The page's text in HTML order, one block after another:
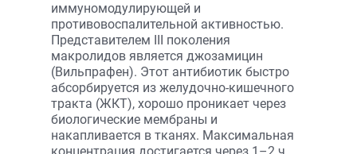
иммуномодулирующей и
противовоспалительной активностью.
Представителем III поколения
макролидов является джозамицин
(Вильпрафен). Этот антибиотик быстро
абсорбируется из желудочно-кишечного
тракта (ЖКТ), хорошо проникает через
биологические мембраны и
накапливается в тканях. Максимальная